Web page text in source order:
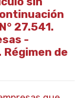
27.541.
-
de